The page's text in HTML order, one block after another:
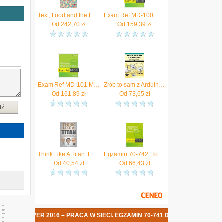
Text, Food and the Early Modern Reader
Od 242,70 zł
Exam Ref MD-100 Windows 10 Andrew Warren
Od 159,39 zł
Exam Ref MD-101 Managing Modern Desktops Bettany, Andrew
Od 161,89 zł
Zrób to sam z Arduino Zaawansowane projekty dla doświadczonych twórców - Warren Andrews
Od 73,65zł
Think Like A Titan: Lessons From Jeff Bezos, Bill Gates And Warren Buffett
Od 40,54zł
Egzamin 70-742: Tożsamość w Windows Server 2016
Od 66,43 zł
2016 – PRACA W SIECI. EGZAMIN 70-741 DATA PREMIERY